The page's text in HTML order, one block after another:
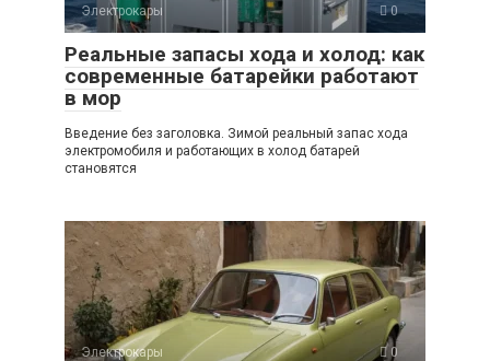
Электрокары 0
Реальные запасы хода и холод: как
современные батарейки работают
в мор
Введение без заголовка. Зимой реальный запас хода
электромобиля и работающих в холод батарей
становятся
Электрокары 0